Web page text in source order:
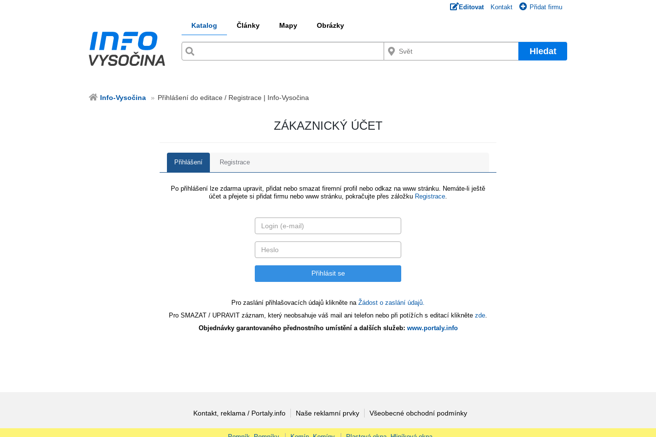
Editovat Kontakt Přidat firmu
Katalog Články Mapy Obrázky
Hledat
Info-Vysočina Přihlášení do editace / Registrace | Info-Vysočina
ZÁKAZNICKÝ ÚČET
Přihlášení Registrace
Po přihlášení lze zdarma upravit, přidat nebo smazat firemní profil nebo odkaz na www stránku. Nemáte-li ještě
účet a přejete si přidat firmu nebo www stránku, pokračujte přes záložku Registrace
Pro zaslání přihlašovacích údajů klikněte na Žádost o zaslání údajů.
Pro SMAZAT / UPRAVIT záznam, který neobsahuje váš mail ani telefon nebo při potížích s editací klikněte zde
Objednávky garantovaného přednostního umístění a dalších služeb: www.portaly.info
Kontakt, reklama / Portaly.info Naše reklamní prvky Všeobecné obchodní podmínky